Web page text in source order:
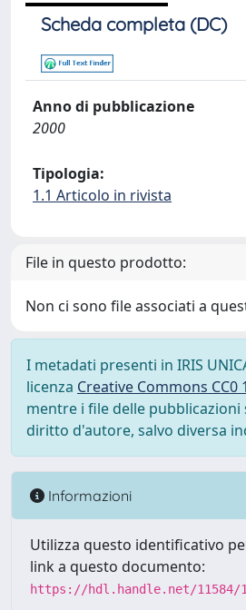
Scheda completa (DC)
Anno di pubblicazione
2000
Tipologia:
1.1 Articolo in rivista
File in questo prodotto:
Non ci sono file associati a
I metadati presenti in IRIS
licenza Creative Commons CC0
mentre i file delle
diritto d'autore, salvo diversa
Informazioni
Utilizza questo identificativo
link a questo documento:
https://hdl.handle.net/11584/